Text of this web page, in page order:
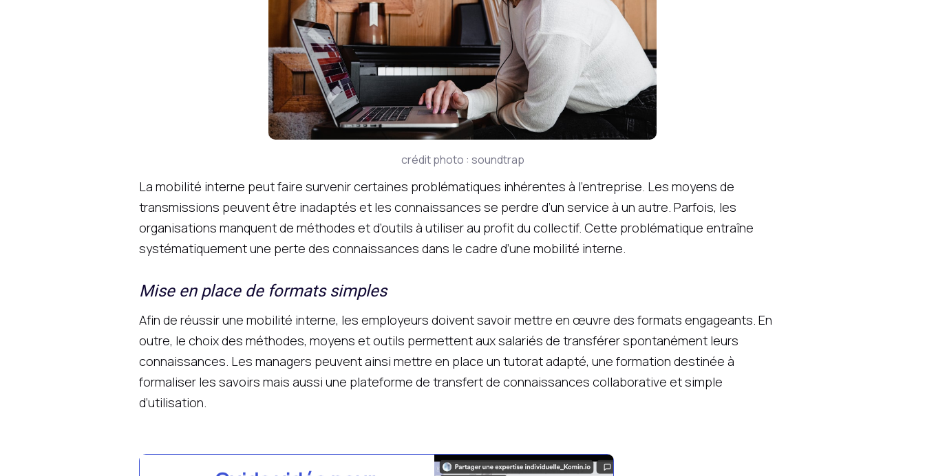
crédit photo : soundtrap
La mobilité interne peut faire survenir certaines problématiques inhérentes à l’entreprise. Les moyens de
transmissions peuvent être inadaptés et les connaissances se perdre d’un service à un autre. Parfois, les
organisations manquent de méthodes et d’outils à utiliser au profit du collectif. Cette problématique entraîne
systématiquement une perte des connaissances dans le cadre d’une mobilité interne.
Mise en place de formats simples
Afin de réussir une mobilité interne, les employeurs doivent savoir mettre en œuvre des formats engageants. En
outre, le choix des méthodes, moyens et outils permettent aux salariés de transférer spontanément leurs
connaissances. Les managers peuvent ainsi mettre en place un tutorat adapté, une formation destinée à
formaliser les savoirs mais aussi une plateforme de transfert de connaissances collaborative et simple
d’utilisation.